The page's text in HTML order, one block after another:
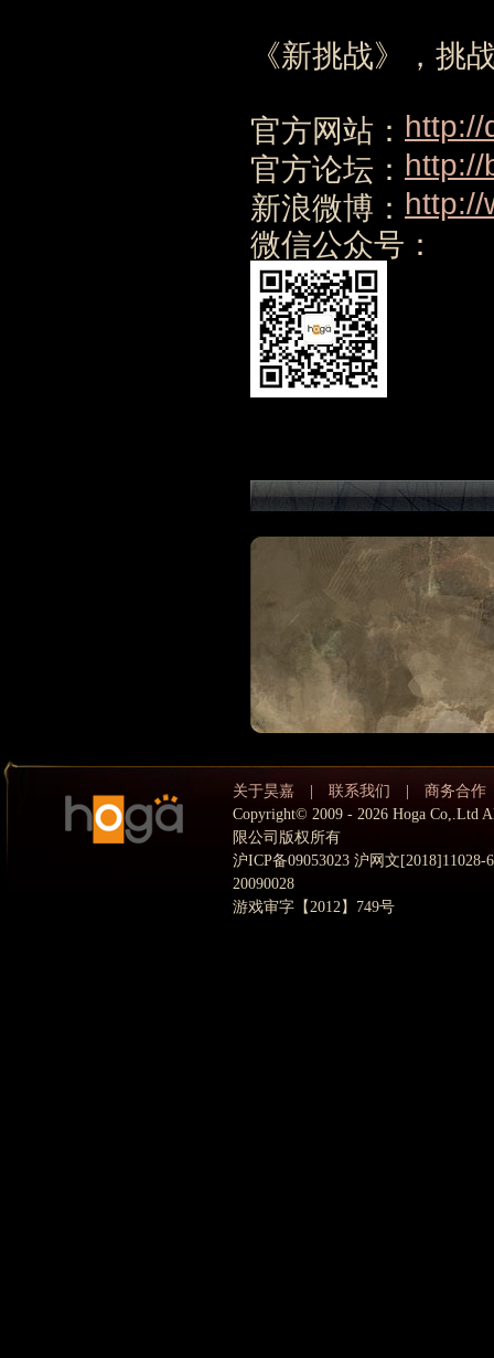
《新挑战》，挑
官方网站： http://
官方论坛： http://
新浪微博： http://
微信公众号：
关于昊嘉 | 联系我们 | 商务合作
Copyright© 2009 - 2026 Hoga Co,.Ltd
限公司版权所有
沪ICP备09053023 沪网文
20090028
游戏审字【2012】749号